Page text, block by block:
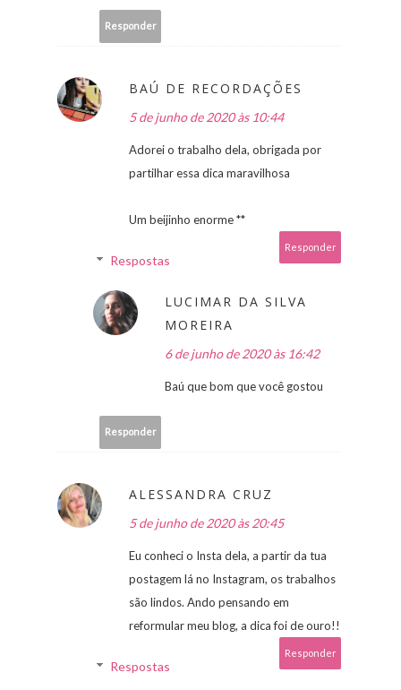
Responder
BAÚ DE RECORDAÇÕES
5 de junho de 2020 às 10:44
Adorei o trabalho dela, obrigada por
partilhar essa dica maravilhosa
Um beijinho enorme **
Responder
Respostas
LUCIMAR DA SILVA
MOREIRA
6 de junho de 2020 às 16:42
Baú que bom que você gostou
Responder
ALESSANDRA CRUZ
5 de junho de 2020 às 20:45
Eu conheci o Insta dela, a partir da tua
postagem lá no Instagram, os trabalhos
são lindos. Ando pensando em
reformular meu blog, a dica foi de ouro!!
Responder
Respostas